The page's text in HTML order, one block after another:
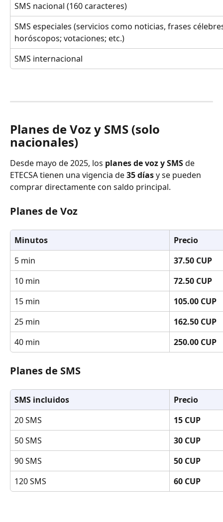
SMS nacional (160 caracteres)
SMS especiales (servicios como noticias, frases
horóscopos; votaciones; etc.)
SMS internacional
Planes de Voz y SMS (solo
nacionales)
Desde mayo de 2025, los planes de voz y SMS de
ETECSA tienen una vigencia de 35 días y se pueden
comprar directamente con saldo principal.
Planes de Voz
Minutos
Precio
5 min
37.50 CUP
10 min
72.50 CUP
15 min
105.00 CUP
25 min
162.50 CUP
40 min
250.00 CUP
Planes de SMS
SMS incluidos
Precio
20 SMS
15 CUP
50 SMS
30 CUP
90 SMS
50 CUP
120 SMS
60 CUP